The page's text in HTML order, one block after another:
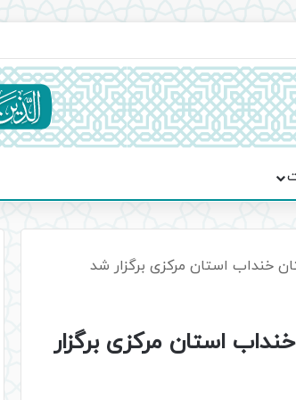
امت اسلامی
خنداب استان مرکزی برگزار شد
استان مرکزی برگزار